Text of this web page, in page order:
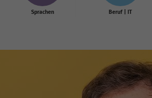
Sprachen Beruf | IT